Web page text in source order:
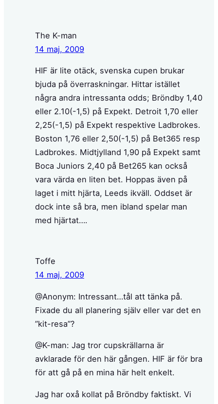
The K-man
14 maj, 2009
HIF är lite otäck, svenska cupen brukar
bjuda på överraskningar. Hittar istället
några andra intressanta odds; Bröndby 1,40
eller 2.10(-1,5) på Expekt. Detroit 1,70 eller
2,25(-1,5) på Expekt respektive Ladbrokes.
Boston 1,76 eller 2,50(-1,5) på Bet365 resp
Ladbrokes. Midtjylland 1,90 på Expekt samt
Boca Juniors 2,40 på Bet265 kan också
vara värda en liten bet. Hoppas även på
laget i mitt hjärta, Leeds ikväll. Oddset är
dock inte så bra, men ibland spelar man
med hjärtat….
Toffe
14 maj, 2009
@Anonym: Intressant…tål att tänka på.
Fixade du all planering själv eller var det en
”kit-resa”?
@K-man: Jag tror cupskrällarna är
avklarade för den här gången. HIF är för bra
för att gå på en mina här helt enkelt.
Jag har oxå kollat på Bröndby faktiskt. Vi